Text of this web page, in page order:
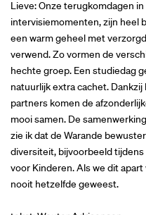
Lieve: Onze terugkomdagen in
intervisiemomenten, zijn heel
een warm geheel met
verwend. Zo vormen de
hechte groep. Een studiedag
natuurlijk extra cachet.
partners komen de
mooi samen. De
zie ik dat de Warande
diversiteit, bijvoorbeeld
voor Kinderen. Als we dit
nooit hetzelfde geweest.